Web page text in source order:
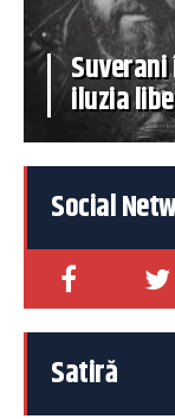
iluzia
Social
Satiră